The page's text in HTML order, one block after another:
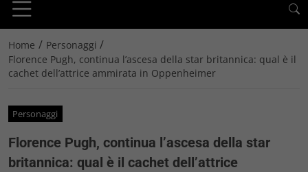
Home / Personaggi /
Florence Pugh, continua l’ascesa della star britannica: qual è il
cachet dell’attrice ammirata in Oppenheimer
Personaggi
Florence Pugh, continua l’ascesa della star
britannica: qual è il cachet dell’attrice